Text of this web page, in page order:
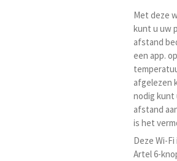
Met deze
kunt u uw
afstand
een app.
afgelezen
nodig kunt
afstand
is het
Deze Wi-
Artel 6-